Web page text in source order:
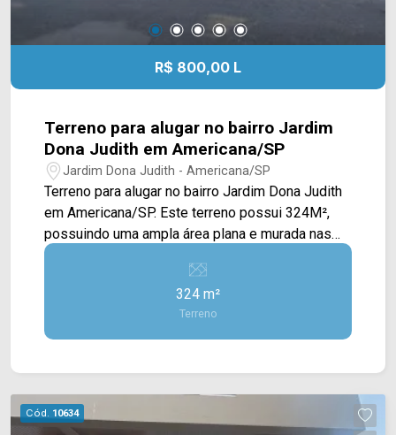
R$ 800,00 L
Terreno para alugar no bairro Jardim
Dona Judith em Americana/SP
Jardim Dona Judith - Americana/SP
Terreno para alugar no bairro Jardim Dona Judith
em Americana/SP. Este terreno possui 324M²,
possuindo uma ampla área plana e murada nas
laterais e no fundo. Localizado próximo à Av.
Rafael Vitta, Av. da Amizade, Av. Europa, Rua
Gonçalves Dias e fácil acesso ao Centro. Esta
região conta com Estádio Décio Vitta, restaurante
Frigideira, escola Maria José de Mattos,
agende a sua visita!! WhatsApp e Telefone: (19)
3475-4546 ARBIX IMÓVEIS - Presente em cada
324 m²
Terreno
Cód. 10634